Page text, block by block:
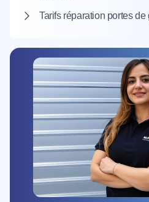
Tarifs réparation portes